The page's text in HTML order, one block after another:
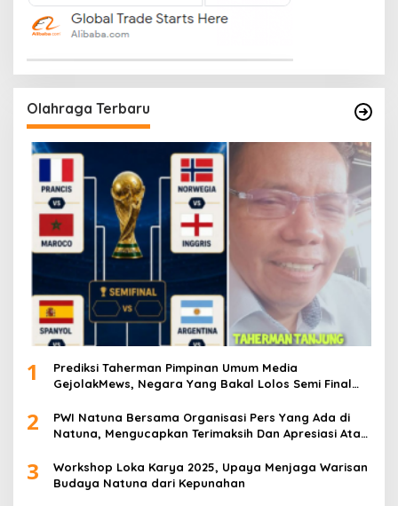
Olahraga Terbaru
1
Prediksi Taherman Pimpinan Umum Media
GejolakMews, Negara Yang Bakal Lolos Semi Final
2
PWI Natuna Bersama Organisasi Pers Yang Ada di
Natuna, Mengucapkan Terimaksih Dan Apresiasi Atas
dan Insan Pers
3
Workshop Loka Karya 2025, Upaya Menjaga Warisan
Budaya Natuna dari Kepunahan